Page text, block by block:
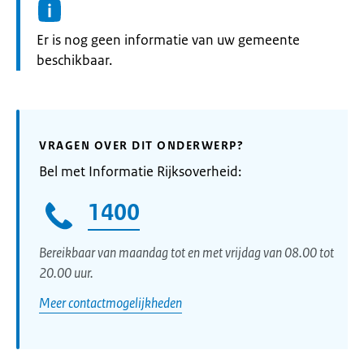
Informatie:
Er is nog geen informatie van uw gemeente
beschikbaar.
VRAGEN OVER DIT ONDERWERP?
Bel met Informatie Rijksoverheid:
1400
Bereikbaar van maandag tot en met vrijdag van 08.00 tot
20.00 uur.
Meer contactmogelijkheden